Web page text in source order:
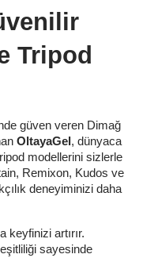
Tripod
güven veren Dimağ
OltayaGel , dünyaca
modellerini sizlerle
Remixon, Kudos ve
deneyiminizi daha
keyfinizi artırır.
sayesinde